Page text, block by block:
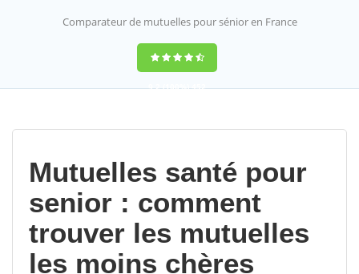
Comparateur de mutuelles pour sénior en France
9,2(100%)452
Mutuelles santé pour
senior : comment
trouver les mutuelles
les moins chères